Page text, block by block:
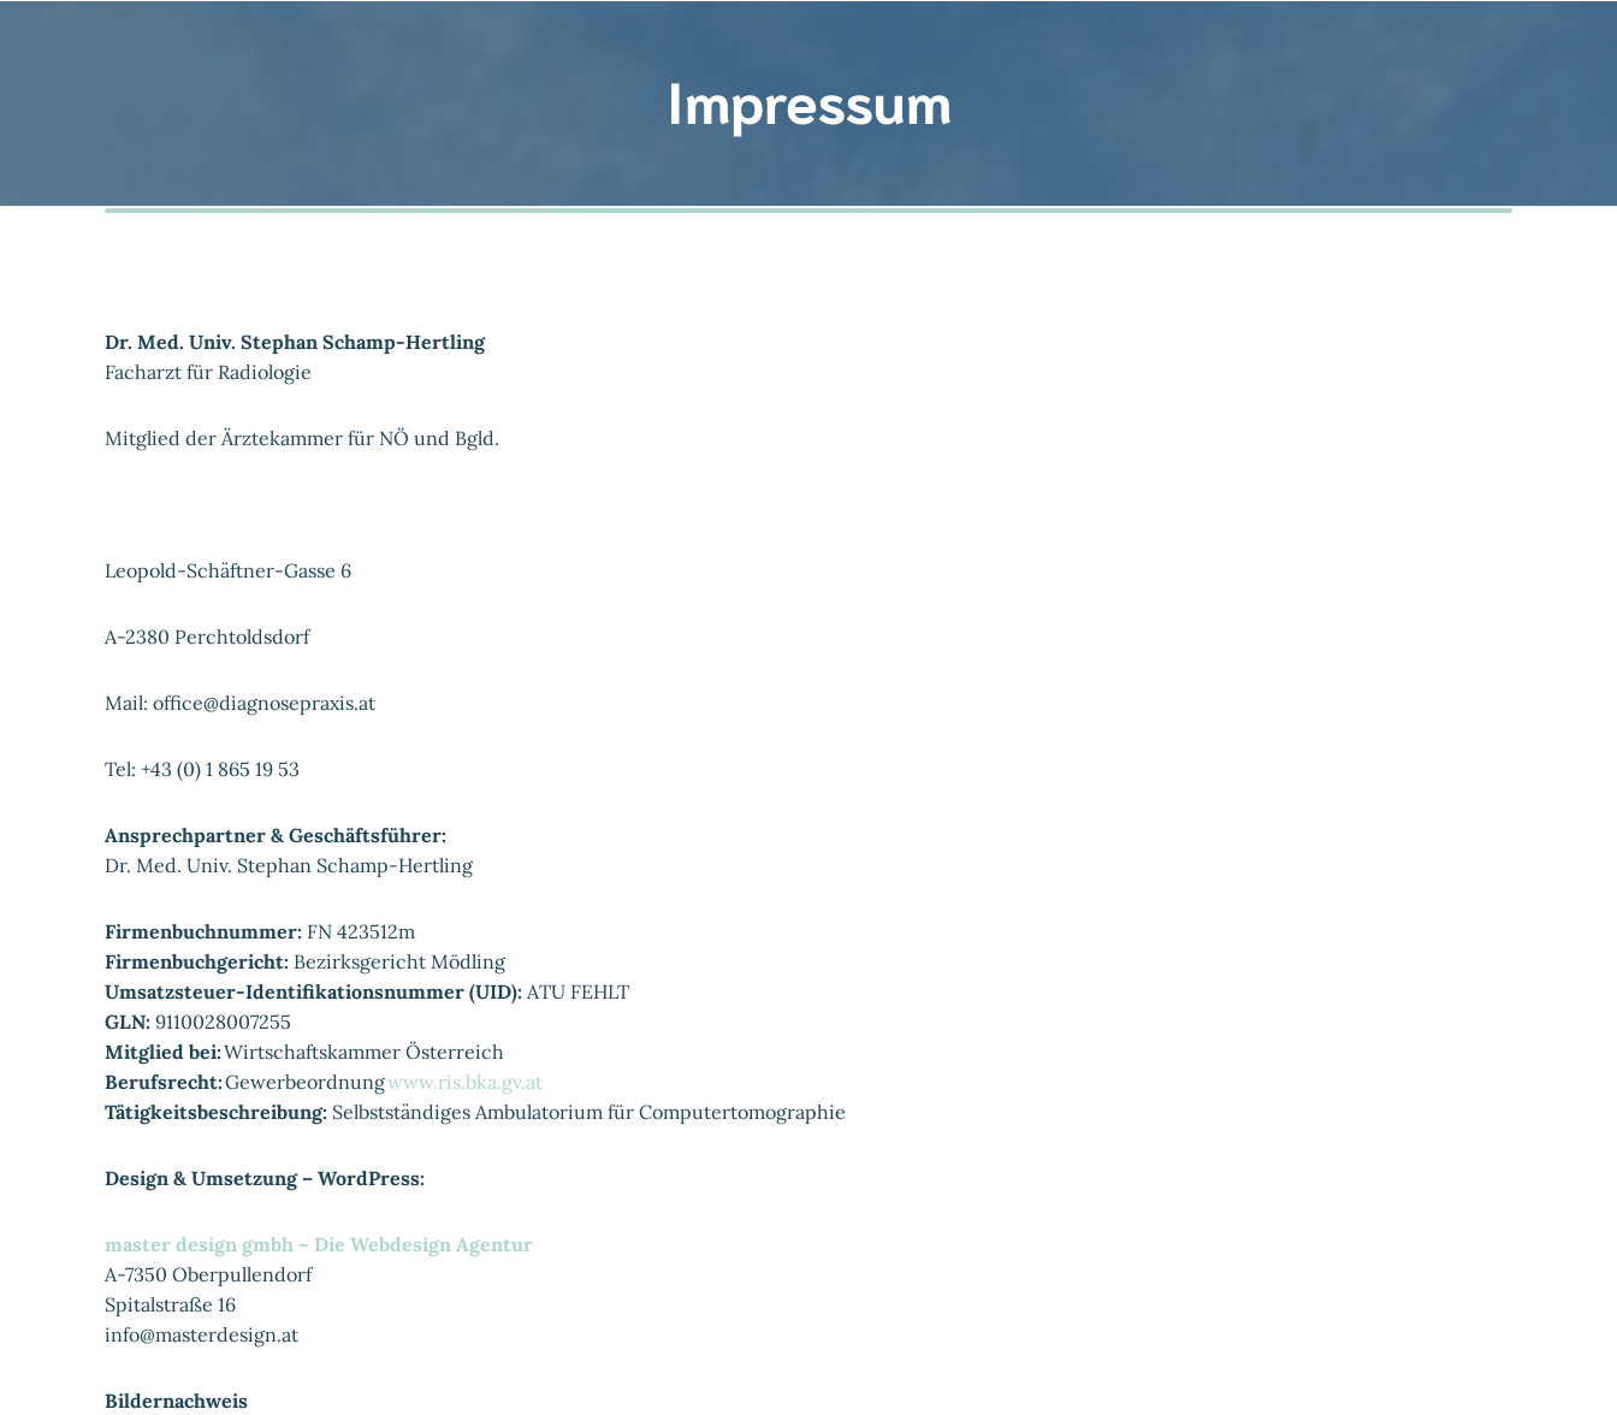
Impressum
Dr. Med. Univ. Stephan Schamp-Hertling
Facharzt für Radiologie
Mitglied der Ärztekammer für NÖ und Bgld.
Leopold-Schäftner-Gasse 6
A-2380 Perchtoldsdorf
Mail: office@diagnosepraxis.at
Tel: +43 (0) 1 865 19 53
Ansprechpartner & Geschäftsführer:
Dr. Med. Univ. Stephan Schamp-Hertling
Firmenbuchnummer: FN 423512m
Firmenbuchgericht: Bezirksgericht Mödling
Umsatzsteuer-Identifikationsnummer (UID): ATU FEHLT
GLN: 9110028007255
Mitglied bei:Wirtschaftskammer Österreich
Berufsrecht:Gewerbeordnungwww.ris.bka.gv.at
Tätigkeitsbeschreibung: Selbstständiges Ambulatorium für Computertomographie
Design & Umsetzung – WordPress:
master design gmbh – Die Webdesign Agentur
A-7350 Oberpullendorf
Spitalstraße 16
info@masterdesign.at
Bildernachweis